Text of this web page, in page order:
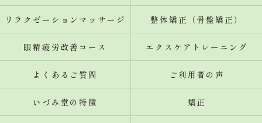
リラクゼーションマッサージ 整体矯正（骨盤矯正）
眼精疲労改善コース エクスケアトレーニング
よくあるご質問 ご利用者の声
いづみ堂の特徴 矯正